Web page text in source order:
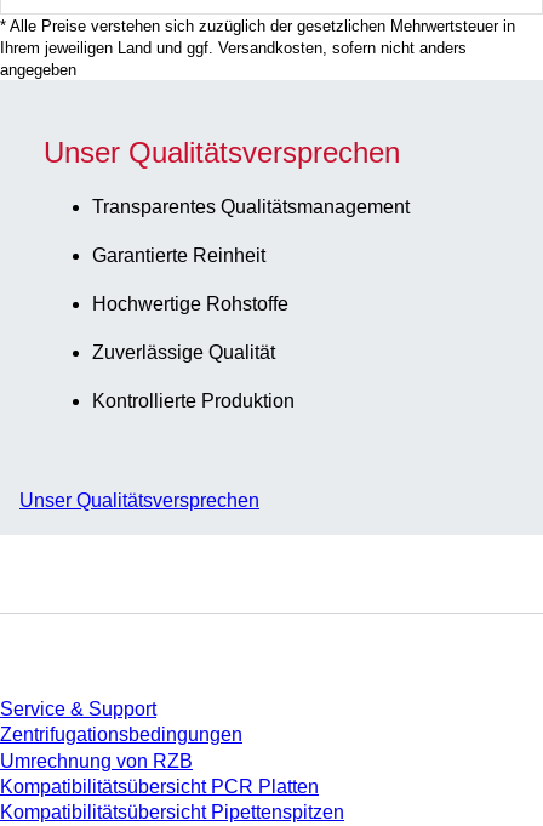
* Alle Preise verstehen sich zuzüglich der gesetzlichen Mehrwertsteuer in
Ihrem jeweiligen Land und ggf. Versandkosten, sofern nicht anders
angegeben
Unser Qualitätsversprechen
Transparentes Qualitätsmanagement
Garantierte Reinheit
Hochwertige Rohstoffe
Zuverlässige Qualität
Kontrollierte Produktion
Unser Qualitätsversprechen
Service & Support
Zentrifugationsbedingungen
Umrechnung von RZB
Kompatibilitätsübersicht PCR Platten
Kompatibilitätsübersicht Pipettenspitzen